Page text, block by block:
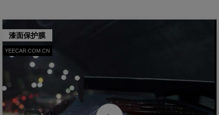
漆面保护膜
YEECAR.COM.CN